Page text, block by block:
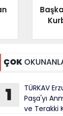
ÇOK
1
TÜRKAV
Paşa'yı
ve Terakki